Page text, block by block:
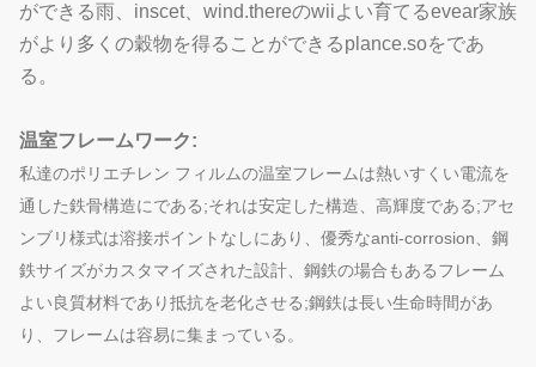
ができる雨、inscet、wind.thereのwiiよい育てるevear家族
がより多くの穀物を得ることができるplance.soをであ
る。
温室フレームワーク:
私達のポリエチレン フィルムの温室フレームは熱いすくい電流を
通した鉄骨構造にである;それは安定した構造、高輝度である;アセ
ンブリ様式は溶接ポイントなしにあり、優秀なanti-corrosion、鋼
鉄サイズがカスタマイズされた設計、鋼鉄の場合もあるフレーム
よい良質材料であり抵抗を老化させる;鋼鉄は長い生命時間があ
り、フレームは容易に集まっている。